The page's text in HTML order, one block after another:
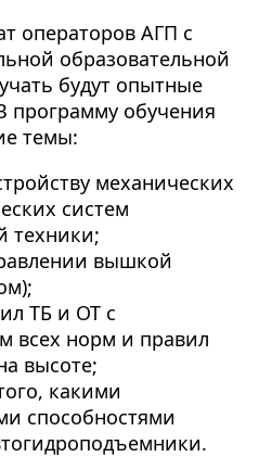
операторов АГП с
образовательной
будут опытные
программу обучения
темы:
механических
систем
техники;
вышкой
ТБ и ОТ с
всех норм и правил
высоте;
какими
способностями